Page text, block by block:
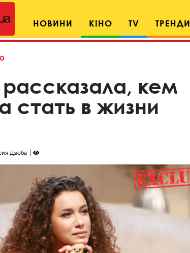
НОВИНИ КІНО TV ТРЕНДИ
кем
стать в жизни
Дзюба